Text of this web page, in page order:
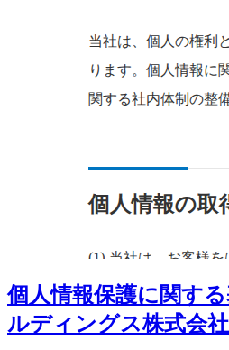
個人情報保護に関す
ルディングス株式会社